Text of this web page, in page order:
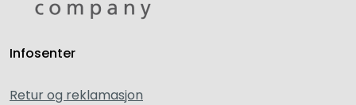
Infosenter
Retur og reklamasjon